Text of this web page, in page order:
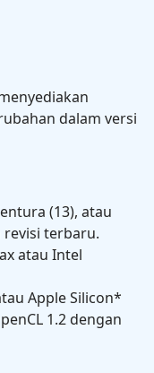
dalam versi
(13), atau
revisi terbaru.
atau Intel
Apple Silicon*
1.2 dengan